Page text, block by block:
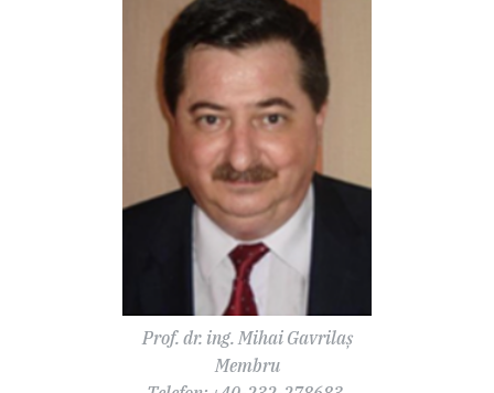
Prof. dr. ing. Mihai Gavrilaș
Membru